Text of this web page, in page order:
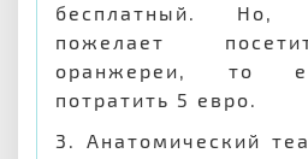
бесплатный. Но,
пожелает
оранжереи, то
потратить 5 евро.
3. Анатомический